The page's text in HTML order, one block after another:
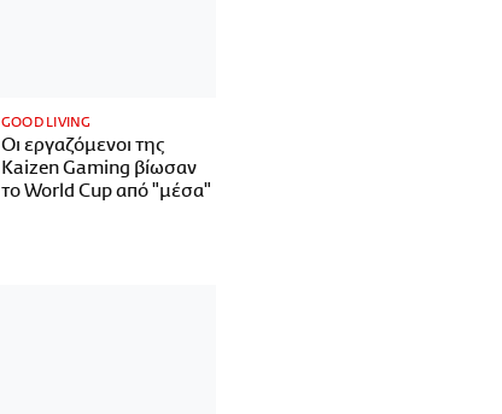
GOOD LIVING
Οι εργαζόμενοι της
Kaizen Gaming βίωσαν
το World Cup από "μέσα"